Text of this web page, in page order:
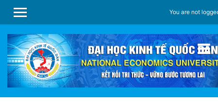
SIDE PANEL
You are not